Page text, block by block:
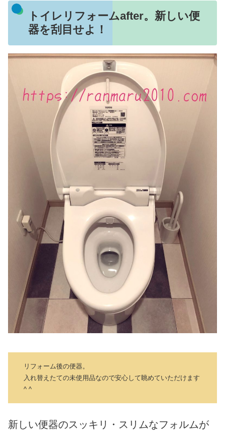
トイレリフォームafter。新しい便
器を刮目せよ！
リフォーム後の便器。
入れ替えたての未使用品なので安心して眺めていただけます
^ ^
新しい便器のスッキリ・スリムなフォルムが